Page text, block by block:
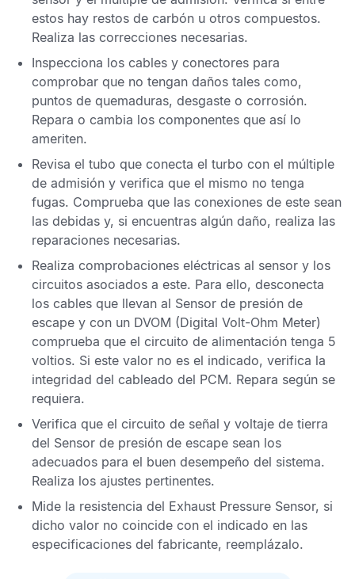
estos hay restos de carbón u otros compuestos.
Realiza las correcciones necesarias.
Inspecciona los cables y conectores para
comprobar que no tengan daños tales como,
puntos de quemaduras, desgaste o corrosión.
Repara o cambia los componentes que así lo
ameriten.
Revisa el tubo que conecta el turbo con el múltiple
de admisión y verifica que el mismo no tenga
fugas. Comprueba que las conexiones de este sean
las debidas y, si encuentras algún daño, realiza las
reparaciones necesarias.
Realiza comprobaciones eléctricas al sensor y los
circuitos asociados a este. Para ello, desconecta
los cables que llevan al Sensor de presión de
escape y con un DVOM (Digital Volt-Ohm Meter)
comprueba que el circuito de alimentación tenga 5
voltios. Si este valor no es el indicado, verifica la
integridad del cableado del PCM. Repara según se
requiera.
Verifica que el circuito de señal y voltaje de tierra
del Sensor de presión de escape sean los
adecuados para el buen desempeño del sistema.
Realiza los ajustes pertinentes.
Mide la resistencia del Exhaust Pressure Sensor, si
dicho valor no coincide con el indicado en las
especificaciones del fabricante, reemplázalo.